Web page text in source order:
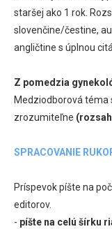
staršej ako 1 rok.
slovenčine/čestine,
angličtine s úplnou
Z pomedzia
Medziodborová téma
zrozumiteľne
SPRACOVANIE
Príspevok píšte na
editorov.
- píšte na celú šírku